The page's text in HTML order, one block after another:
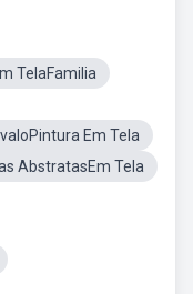
TelaFamilia
Em Tela
AbstratasEm Tela